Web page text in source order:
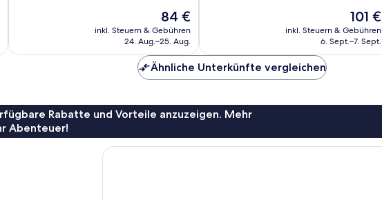
Der
Preis
beträgt
84 €
inkl. Steuern & Gebühren
24. Aug.–25. Aug.
Der
Preis
beträgt
101 €
inkl. Steuern & Gebühren
6. Sept.–7. Sept.
Ähnliche Unterkünfte vergleichen
Rabatte und Vorteile anzuzeigen. Mehr
Abenteuer!